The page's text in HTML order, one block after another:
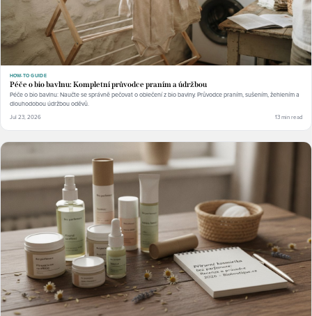
HOW-TO GUIDE
Péče o bio bavlnu: Kompletní průvodce praním a údržbou
Péče o bio bavlnu: Naučte se správně pečovat o oblečení z bio bavlny. Průvodce praním, sušením, žehlením a
dlouhodobou údržbou oděvů.
Jul 23, 2026 13 min read